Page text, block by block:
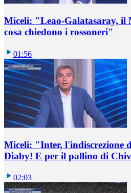
Miceli: "Leao-Galatasaray, il
cosa chiedono i rossoneri"
01:56
Miceli: "Inter, l'indiscrezione
Diaby! E per il pallino di
02:03